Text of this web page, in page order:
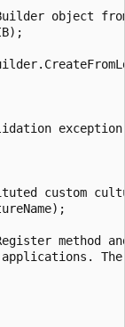
object
custom
method
The